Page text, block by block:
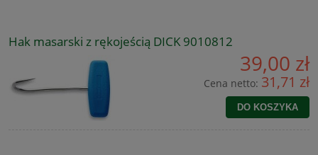
Hak masarski z rękojeścią DICK 9010812
39,00 zł
Cena netto: 31,71 zł
DO KOSZYKA